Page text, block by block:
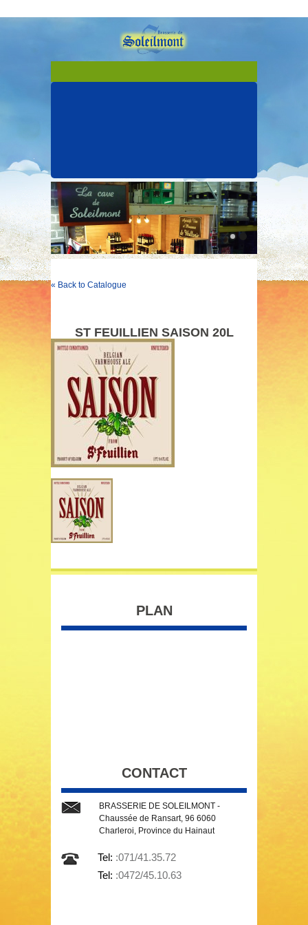
« Back to Catalogue
ST FEUILLIEN SAISON 20L
PLAN
CONTACT
BRASSERIE DE SOLEILMONT -
Chaussée de Ransart, 96 6060
Charleroi, Province du Hainaut
Tel: :071/41.35.72
Tel: :0472/45.10.63